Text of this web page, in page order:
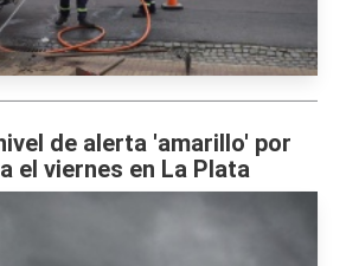
de alerta 'amarillo' por
el viernes en La Plata